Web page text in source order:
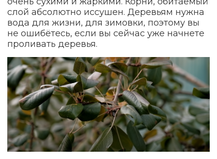
слой абсолютно иссушен. Деревьям нужна
вода для жизни, для зимовки, поэтому вы
не ошибётесь, если вы сейчас уже начнете
проливать деревья.